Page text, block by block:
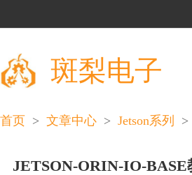
斑梨电子
首页 > 文章中心 > Jetson系列 >
JETSON-ORIN-IO-BASE